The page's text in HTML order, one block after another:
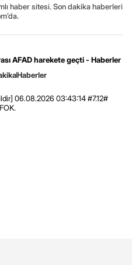
haber sitesi. Son dakika haberleri
AFAD harekete geçti - Haberler
Haberler
06.08.2026 03:43:14 #7.12#